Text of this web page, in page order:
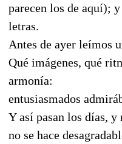
parecen los de aquí);
letras.
Antes de ayer leímos
Qué imágenes, qué
armonía:
entusiasmados
Y así pasan los días, y
no se hace